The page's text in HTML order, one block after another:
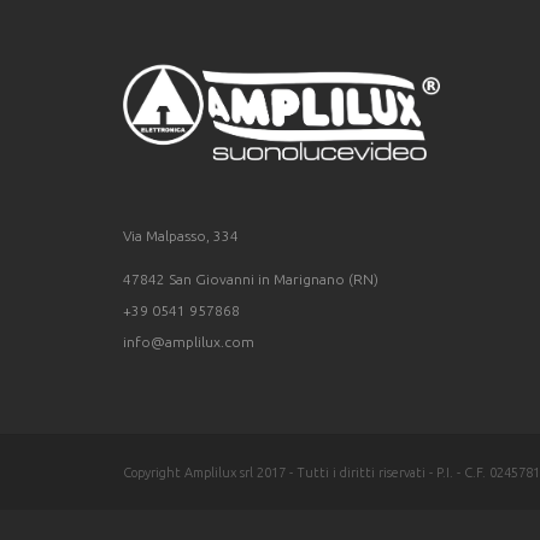
Via Malpasso, 334
47842 San Giovanni in Marignano (RN)
+39 0541 957868
info@amplilux.com
Copyright Amplilux srl 2017 - Tutti i diritti riservati - P.I. - C.F.